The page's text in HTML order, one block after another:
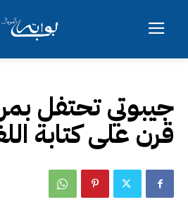
جيبوتي تحتفل
قرن على كتابة